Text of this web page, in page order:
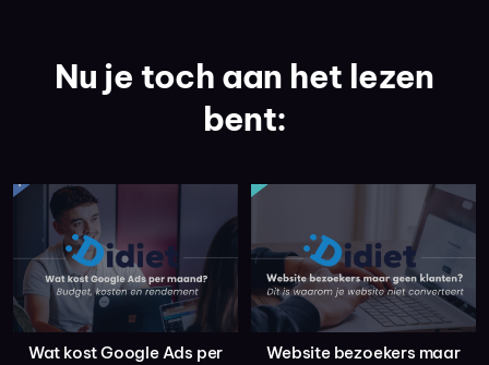
Nu je toch aan het lezen
bent:
Wat kost Google Ads per
Website bezoekers maar